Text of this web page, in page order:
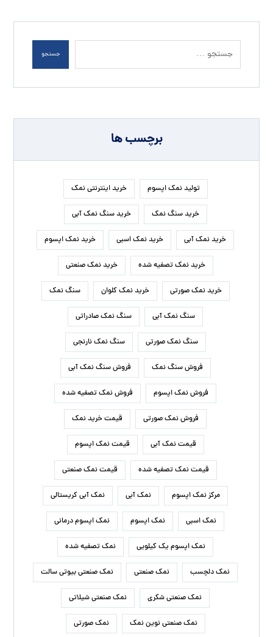
جستجو
برچسب ها
تولید نمک اپسوم خرید اینترنتی نمک
خرید سنگ نمک خرید سنگ نمک آبی
خرید نمک آبی خرید نمک اسبی خرید نمک اپسوم
خرید نمک تصفیه شده خرید نمک صنعتی
خرید نمک صورتی خرید نمک کلوان سنگ نمک
سنگ نمک آبی سنگ نمک صادراتی
سنگ نمک صورتی سنگ نمک نارنجی
فروش سنگ نمک فروش سنگ نمک آبی
فروش نمک اپسوم فروش نمک تصفیه شده
فروش نمک صورتی قیمت خرید نمک
قیمت نمک آبی قیمت نمک اپسوم
قیمت نمک تصفیه شده قیمت نمک صنعتی
مرکز نمک اپسوم نمک آبی نمک آبی کریستالی
نمک اسبی نمک اپسوم نمک اپسوم درمانی
نمک اپسوم یک کیلویی نمک تصفیه شده
نمک دلچسب نمک صنعتی نمک صنعتی بیوتی سالت
نمک صنعتی شکری نمک صنعتی شیلاتی
نمک صنعتی نوین نمک نمک صورتی